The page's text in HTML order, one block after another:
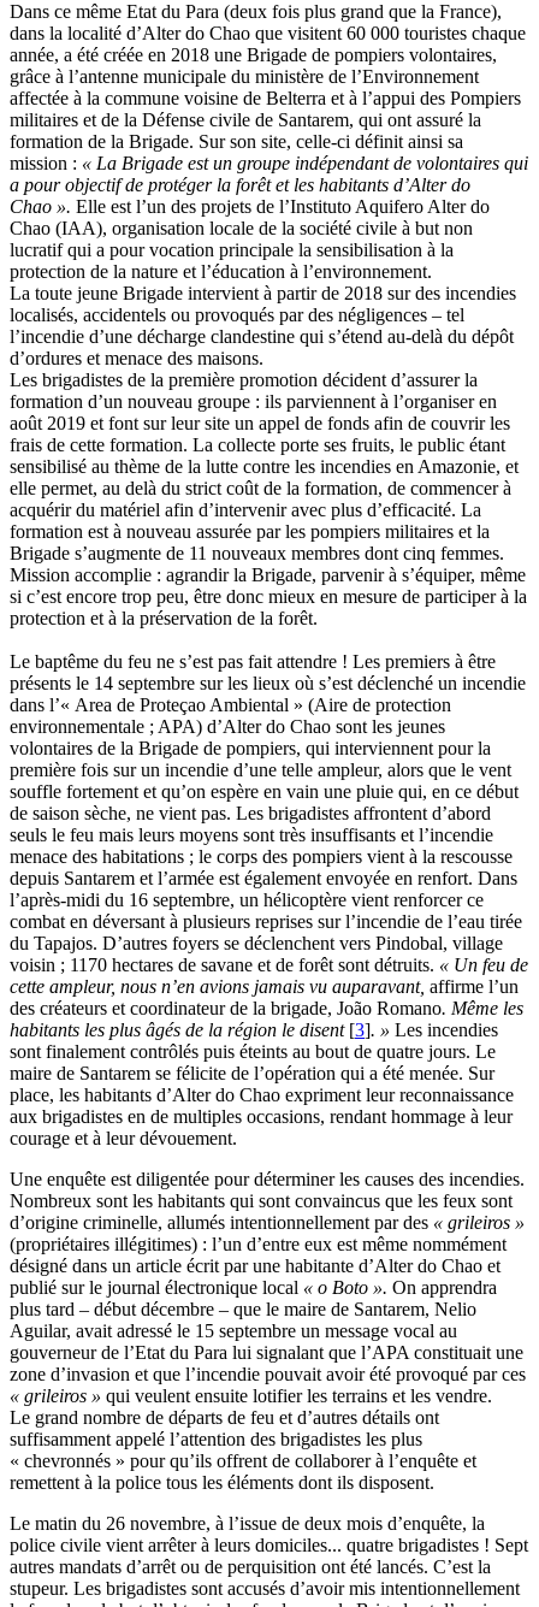
Dans ce même Etat du Para (deux fois plus grand que la France),
dans la localité d’Alter do Chao que visitent 60 000 touristes chaque
année, a été créée en 2018 une Brigade de pompiers volontaires,
grâce à l’antenne municipale du ministère de l’Environnement
affectée à la commune voisine de Belterra et à l’appui des Pompiers
militaires et de la Défense civile de Santarem, qui ont assuré la
formation de la Brigade. Sur son site, celle-ci définit ainsi sa
mission : « La Brigade est un groupe indépendant de volontaires qui
a pour objectif de protéger la forêt et les habitants d’Alter do
Chao ». Elle est l’un des projets de l’Instituto Aquifero Alter do
Chao (IAA), organisation locale de la société civile à but non
lucratif qui a pour vocation principale la sensibilisation à la
protection de la nature et l’éducation à l’environnement.
La toute jeune Brigade intervient à partir de 2018 sur des incendies
localisés, accidentels ou provoqués par des négligences – tel
l’incendie d’une décharge clandestine qui s’étend au-delà du dépôt
d’ordures et menace des maisons.
Les brigadistes de la première promotion décident d’assurer la
formation d’un nouveau groupe : ils parviennent à l’organiser en
août 2019 et font sur leur site un appel de fonds afin de couvrir les
frais de cette formation. La collecte porte ses fruits, le public étant
sensibilisé au thème de la lutte contre les incendies en Amazonie, et
elle permet, au delà du strict coût de la formation, de commencer à
acquérir du matériel afin d’intervenir avec plus d’efficacité. La
formation est à nouveau assurée par les pompiers militaires et la
Brigade s’augmente de 11 nouveaux membres dont cinq femmes.
Mission accomplie : agrandir la Brigade, parvenir à s’équiper, même
si c’est encore trop peu, être donc mieux en mesure de participer à la
protection et à la préservation de la forêt.
Le baptême du feu ne s’est pas fait attendre ! Les premiers à être
présents le 14 septembre sur les lieux où s’est déclenché un incendie
dans l’« Area de Proteçao Ambiental » (Aire de protection
environnementale ; APA) d’Alter do Chao sont les jeunes
volontaires de la Brigade de pompiers, qui interviennent pour la
première fois sur un incendie d’une telle ampleur, alors que le vent
souffle fortement et qu’on espère en vain une pluie qui, en ce début
de saison sèche, ne vient pas. Les brigadistes affrontent d’abord
seuls le feu mais leurs moyens sont très insuffisants et l’incendie
menace des habitations ; le corps des pompiers vient à la rescousse
depuis Santarem et l’armée est également envoyée en renfort. Dans
l’après-midi du 16 septembre, un hélicoptère vient renforcer ce
combat en déversant à plusieurs reprises sur l’incendie de l’eau tirée
du Tapajos. D’autres foyers se déclenchent vers Pindobal, village
voisin ; 1170 hectares de savane et de forêt sont détruits. « Un feu de
cette ampleur, nous n’en avions jamais vu auparavant, affirme l’un
des créateurs et coordinateur de la brigade, João Romano. Même les
habitants les plus âgés de la région le disent[3]. » Les incendies
sont finalement contrôlés puis éteints au bout de quatre jours. Le
maire de Santarem se félicite de l’opération qui a été menée. Sur
place, les habitants d’Alter do Chao expriment leur reconnaissance
aux brigadistes en de multiples occasions, rendant hommage à leur
courage et à leur dévouement.
Une enquête est diligentée pour déterminer les causes des incendies.
Nombreux sont les habitants qui sont convaincus que les feux sont
d’origine criminelle, allumés intentionnellement par des « grileiros »
(propriétaires illégitimes) : l’un d’entre eux est même nommément
désigné dans un article écrit par une habitante d’Alter do Chao et
publié sur le journal électronique local « o Boto ». On apprendra
plus tard – début décembre – que le maire de Santarem, Nelio
Aguilar, avait adressé le 15 septembre un message vocal au
gouverneur de l’Etat du Para lui signalant que l’APA constituait une
zone d’invasion et que l’incendie pouvait avoir été provoqué par ces
« grileiros » qui veulent ensuite lotifier les terrains et les vendre.
Le grand nombre de départs de feu et d’autres détails ont
suffisamment appelé l’attention des brigadistes les plus
« chevronnés » pour qu’ils offrent de collaborer à l’enquête et
remettent à la police tous les éléments dont ils disposent.
Le matin du 26 novembre, à l’issue de deux mois d’enquête, la
police civile vient arrêter à leurs domiciles... quatre brigadistes ! Sept
autres mandats d’arrêt ou de perquisition ont été lancés. C’est la
stupeur. Les brigadistes sont accusés d’avoir mis intentionnellement